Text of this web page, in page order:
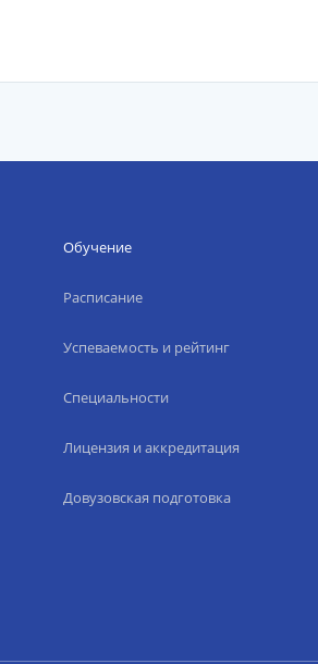
Обучение
Расписание
Успеваемость и рейтинг
Специальности
Лицензия и аккредитация
Довузовская подготовка